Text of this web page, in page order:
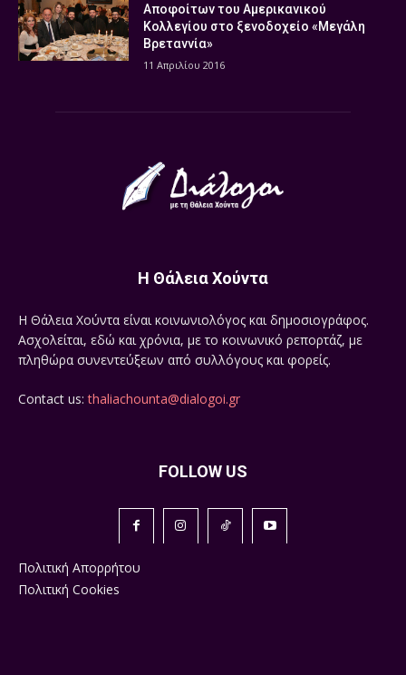
Αποφοίτων του Αμερικανικού
Κολλεγίου στο ξενοδοχείο «Μεγάλη
Βρεταννία»
11 Απριλίου 2016
Η Θάλεια Χούντα
Η Θάλεια Χούντα είναι κοινωνιολόγος και δημοσιογράφος.
Ασχολείται, εδώ και χρόνια, με το κοινωνικό ρεπορτάζ, με
πληθώρα συνεντεύξεων από συλλόγους και φορείς.
Contact us:thaliachounta@dialogoi.gr
FOLLOW US
Πολιτική Απορρήτου
Πολιτική Cookies